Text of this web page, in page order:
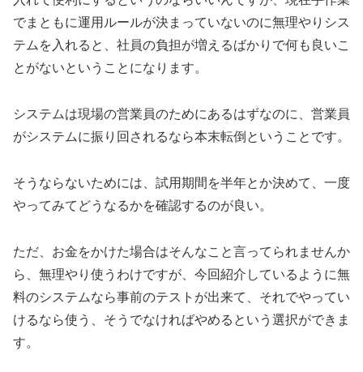
でまともに運用ルールが決まっていないのに無理やりシス
テムを入れると、社員の負担が増えるばかりで何も良いこ
とがないということになります。
システムは現場の営業員のためにあるはずなのに、営業員
がシステムに振り回されるなら本末転倒ということです。
そうならないためには、試用期間を半年とか決めて、一度
やってみてどうなるかを確認するのが良い。
ただ、お金をかけた場合はそんなこと言ってられませんか
ら、無理やり使うわけですが、今回紹介しているように無
料のシステムなら事前のテストが出来て、それでやってい
けるなら使う、そうでなければやめるという選択ができま
す。